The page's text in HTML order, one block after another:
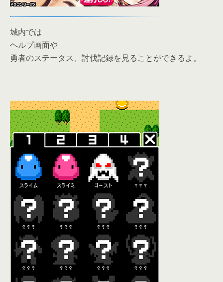
城内では
ヘルプ画面や
勇者のステータス、討伐記録を見ることができるよ。